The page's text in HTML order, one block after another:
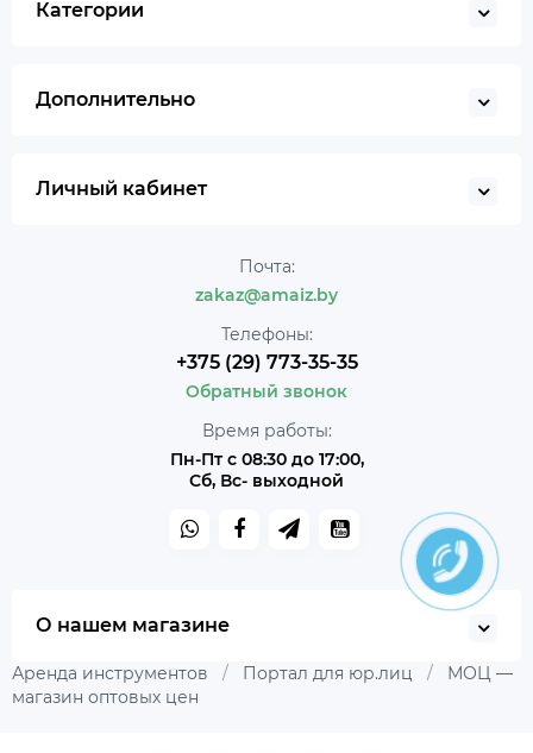
Категории
Дополнительно
Личный кабинет
Почта:
zakaz@amaiz.by
Телефоны:
+375 (29) 773-35-35
Обратный звонок
Время работы:
Пн-Пт с 08:30 до 17:00,
Сб, Вс- выходной
О нашем магазине
Аренда инструментов / Портал для юр.лиц /
МОЦ —
магазин оптовых цен